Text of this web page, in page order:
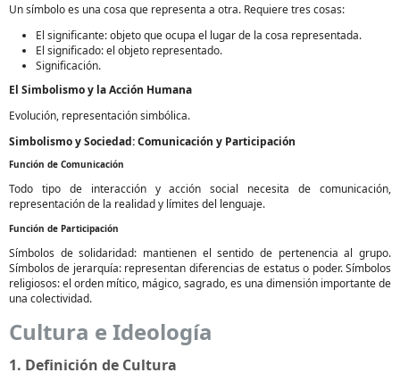
Un símbolo es una cosa que representa a otra. Requiere tres cosas:
El significante: objeto que ocupa el lugar de la cosa representada.
El significado: el objeto representado.
Significación.
El Simbolismo y la Acción Humana
Evolución, representación simbólica.
Simbolismo y Sociedad: Comunicación y Participación
Función de Comunicación
Todo tipo de interacción y acción social necesita de comunicación,
representación de la realidad y límites del lenguaje.
Función de Participación
Símbolos de solidaridad: mantienen el sentido de pertenencia al grupo.
Símbolos de jerarquía: representan diferencias de estatus o poder. Símbolos
religiosos: el orden mítico, mágico, sagrado, es una dimensión importante de
una colectividad.
Cultura e Ideología
1. Definición de Cultura